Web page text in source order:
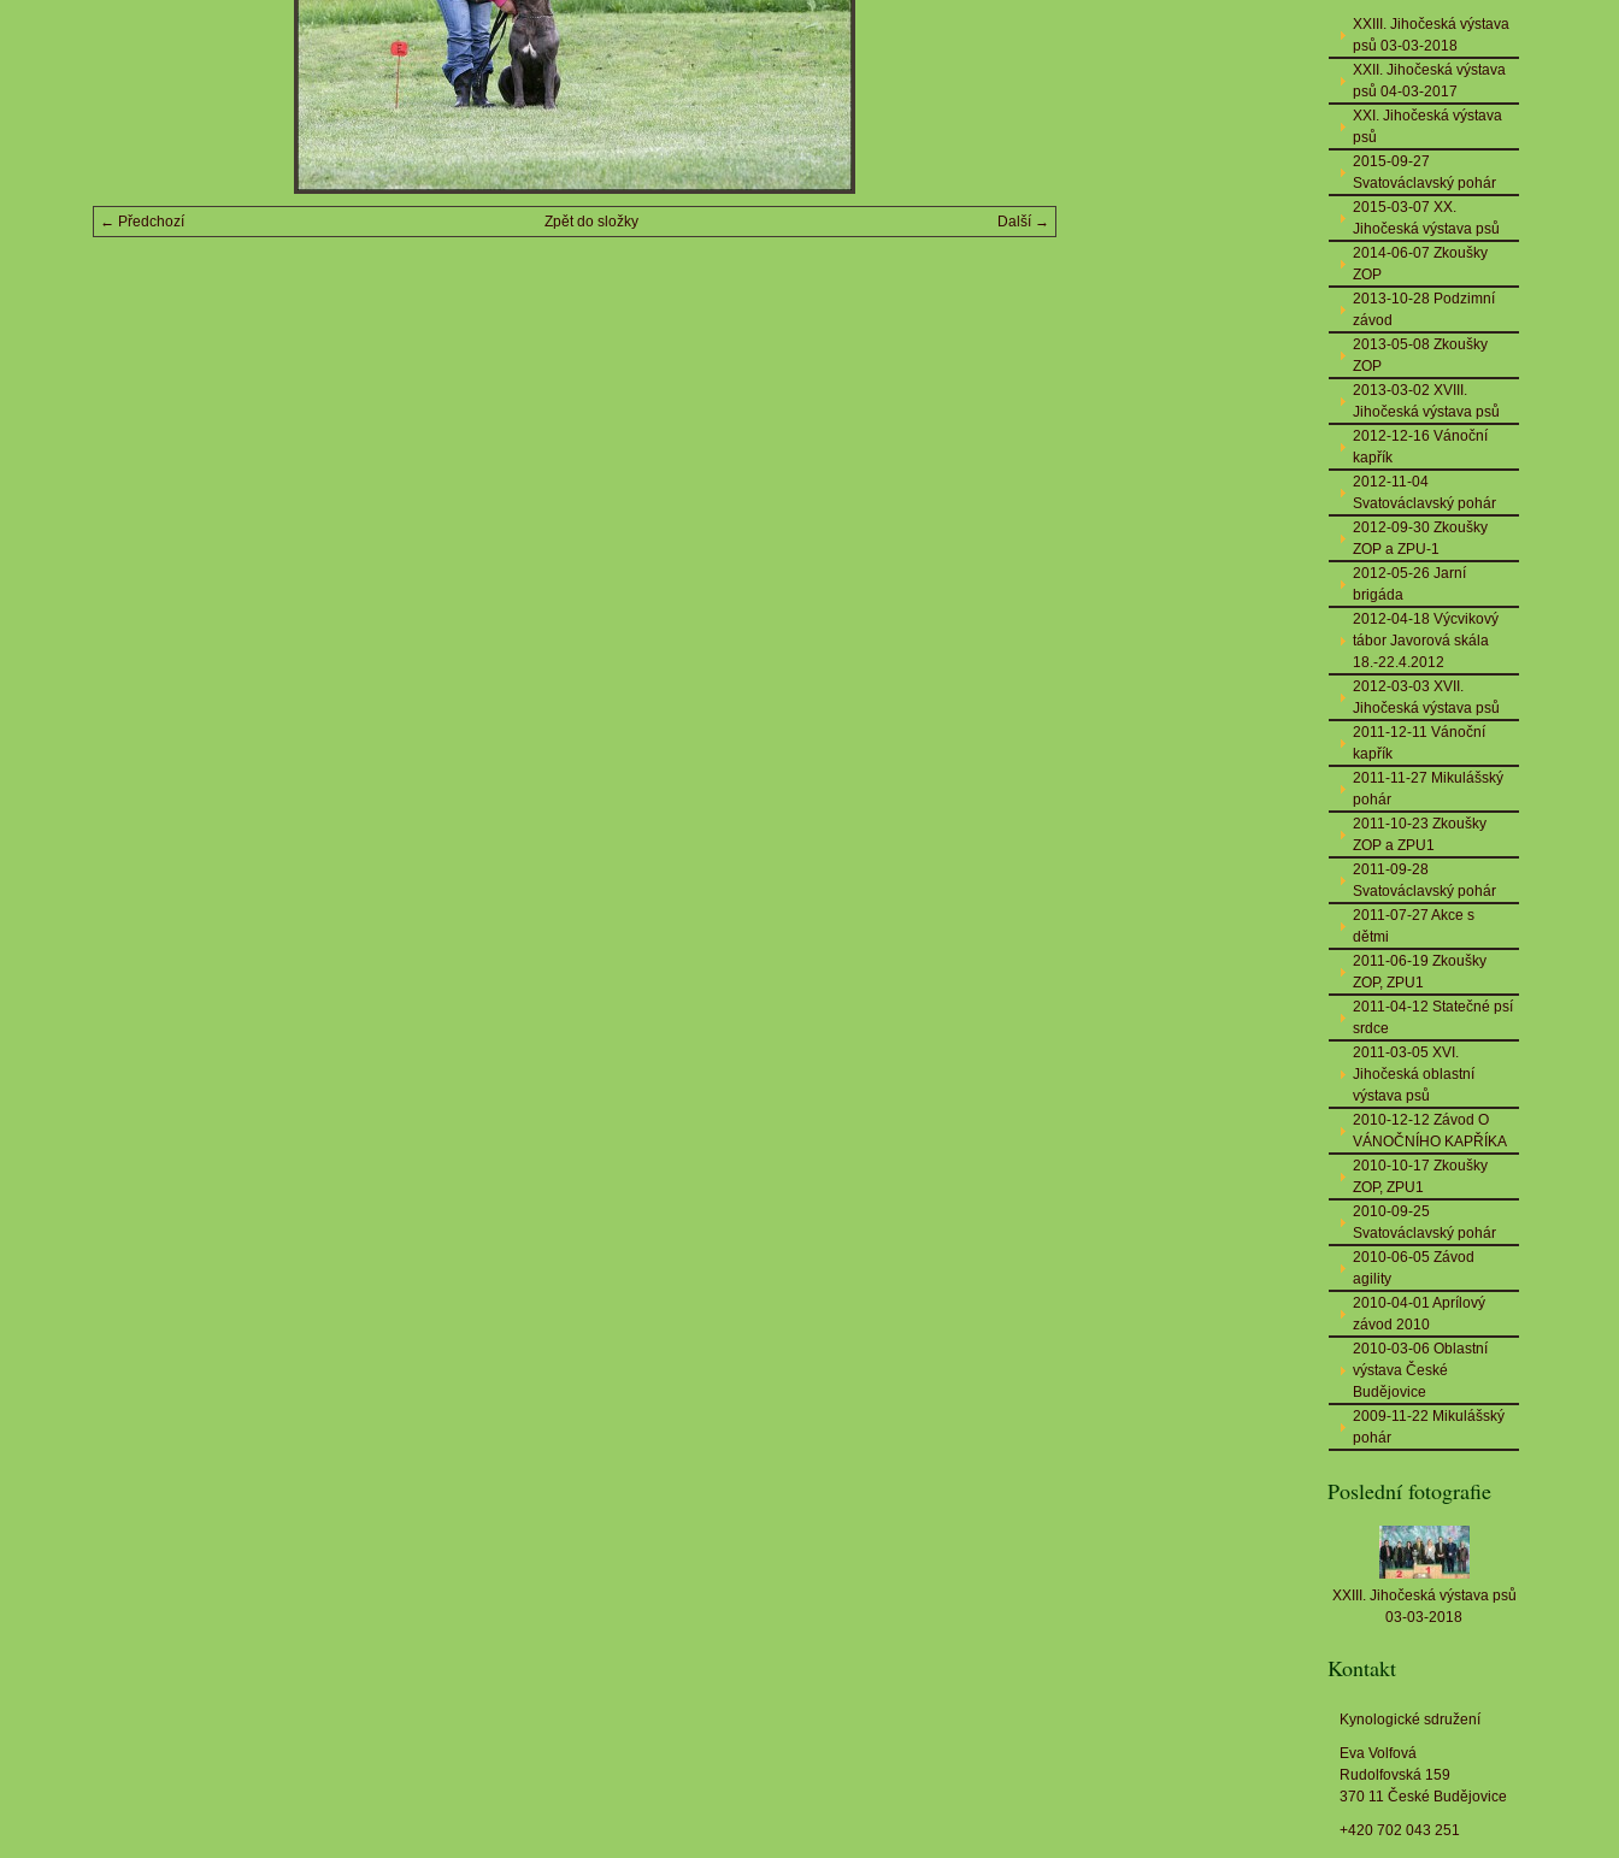
← Předchozí Další →
Zpět do složky
XXIII. Jihočeská výstava
psů 03-03-2018
XXII. Jihočeská výstava
psů 04-03-2017
XXI. Jihočeská výstava
psů
2015-09-27
Svatováclavský pohár
2015-03-07 XX.
Jihočeská výstava psů
2014-06-07 Zkoušky
ZOP
2013-10-28 Podzimní
závod
2013-05-08 Zkoušky
ZOP
2013-03-02 XVIII.
Jihočeská výstava psů
2012-12-16 Vánoční
kapřík
2012-11-04
Svatováclavský pohár
2012-09-30 Zkoušky
ZOP a ZPU-1
2012-05-26 Jarní
brigáda
2012-04-18 Výcvikový
tábor Javorová skála
18.-22.4.2012
2012-03-03 XVII.
Jihočeská výstava psů
2011-12-11 Vánoční
kapřík
2011-11-27 Mikulášský
pohár
2011-10-23 Zkoušky
ZOP a ZPU1
2011-09-28
Svatováclavský pohár
2011-07-27 Akce s
dětmi
2011-06-19 Zkoušky
ZOP, ZPU1
2011-04-12 Statečné psí
srdce
2011-03-05 XVI.
Jihočeská oblastní
výstava psů
2010-12-12 Závod O
VÁNOČNÍHO KAPŘÍKA
2010-10-17 Zkoušky
ZOP, ZPU1
2010-09-25
Svatováclavský pohár
2010-06-05 Závod
agility
2010-04-01 Aprílový
závod 2010
2010-03-06 Oblastní
výstava České
Budějovice
2009-11-22 Mikulášský
pohár
Poslední fotografie
XXIII. Jihočeská výstava psů
03-03-2018
Kontakt
Kynologické sdružení
Eva Volfová
Rudolfovská 159
370 11 České Budějovice
+420 702 043 251